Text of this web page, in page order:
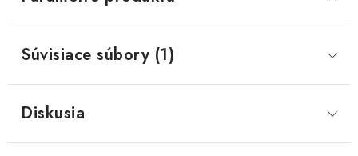
Súvisiace súbory (1)
Diskusia